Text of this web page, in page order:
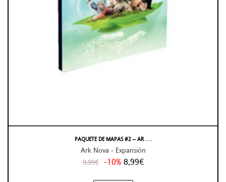
PAQUETE DE MAPAS #2 – AR . . .
Ark Nova - Expansión
9,99€ -10% 8,99€